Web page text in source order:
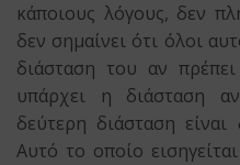
κάποιους λόγους, δεν
δεν σημαίνει ότι όλοι
διάσταση του αν
υπάρχει η διάσταση
δεύτερη διάσταση είναι
Αυτό το οποίο